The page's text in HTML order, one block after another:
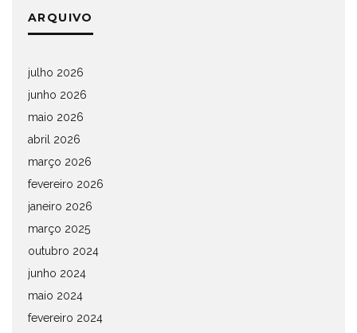
ARQUIVO
julho 2026
junho 2026
maio 2026
abril 2026
março 2026
fevereiro 2026
janeiro 2026
março 2025
outubro 2024
junho 2024
maio 2024
fevereiro 2024